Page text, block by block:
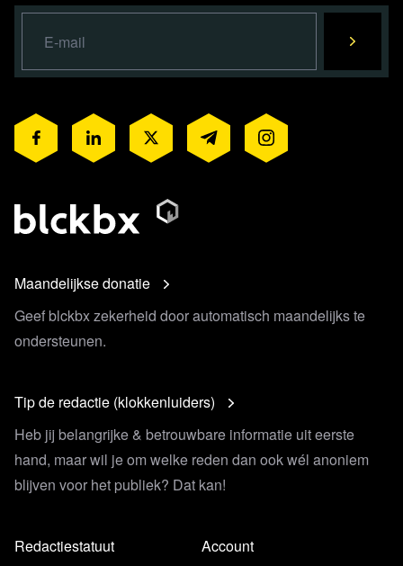
Maandelijkse donatie
Geef blckbx zekerheid door automatisch maandelijks te
ondersteunen.
Tip de redactie (klokkenluiders)
Heb jij belangrijke & betrouwbare informatie uit eerste
hand, maar wil je om welke reden dan ook wél anoniem
blijven voor het publiek? Dat kan!
Redactiestatuut
Account